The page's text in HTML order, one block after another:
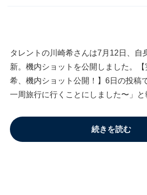
タレントの川崎希さんは7月12日、自
新。機内ショットを公開しました。
希、機内ショット公開！】6日の投稿
一周旅行に行くことにしました〜」と
続きを読む